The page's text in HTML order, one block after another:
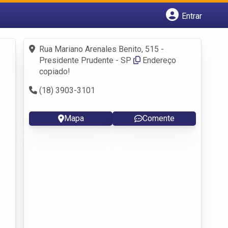
Entrar
Fazer login
Criar conta
Rua Mariano Arenales Benito, 515 -
Presidente Prudente - SP
Endereço
copiado!
(18) 3903-3101
Mapa Comente